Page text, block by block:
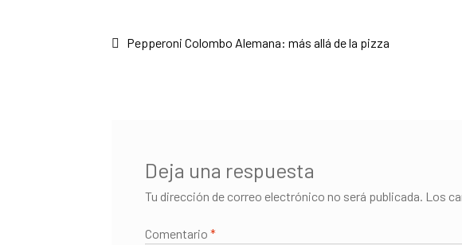
Navegación
Anterior:
Pepperoni Colombo Alemana: más allá de la pizza
Deja una respuesta
Tu dirección de correo electrónico no será publicada. Los
Comentario *